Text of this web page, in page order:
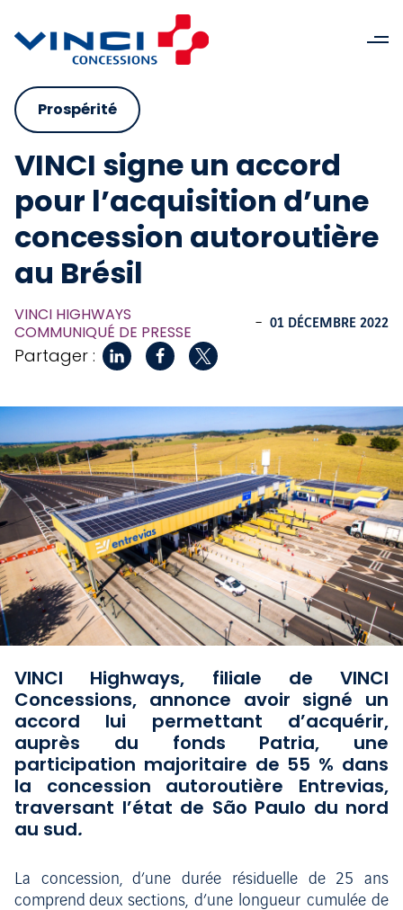
Prospérité
VINCI signe un accord
pour l’acquisition d’une
concession autoroutière
au Brésil
VINCI HIGHWAYS
COMMUNIQUÉ DE PRESSE
- 01 DÉCEMBRE 2022
Partager :
VINCI Highways, filiale de VINCI
Concessions, annonce avoir signé un
accord lui permettant d’acquérir,
auprès du fonds Patria, une
participation majoritaire de 55 % dans
la concession autoroutière Entrevias,
traversant l’état de São Paulo du nord
au sud.
La concession, d’une durée résiduelle de 25 ans
comprend deux sections, d’une longueur cumulée de